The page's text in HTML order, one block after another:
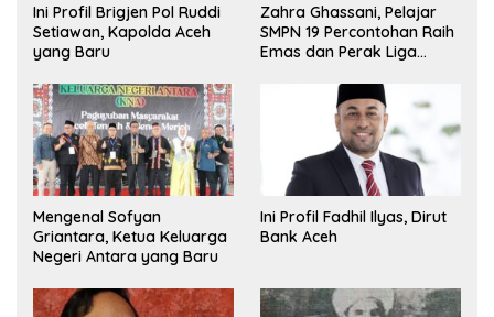
Ini Profil Brigjen Pol Ruddi
Setiawan, Kapolda Aceh
yang Baru
Zahra Ghassani, Pelajar
SMPN 19 Percontohan Raih
Emas dan Perak Liga
Mengenal Sofyan
Griantara, Ketua Keluarga
Negeri Antara yang Baru
Ini Profil Fadhil Ilyas, Dirut
Bank Aceh